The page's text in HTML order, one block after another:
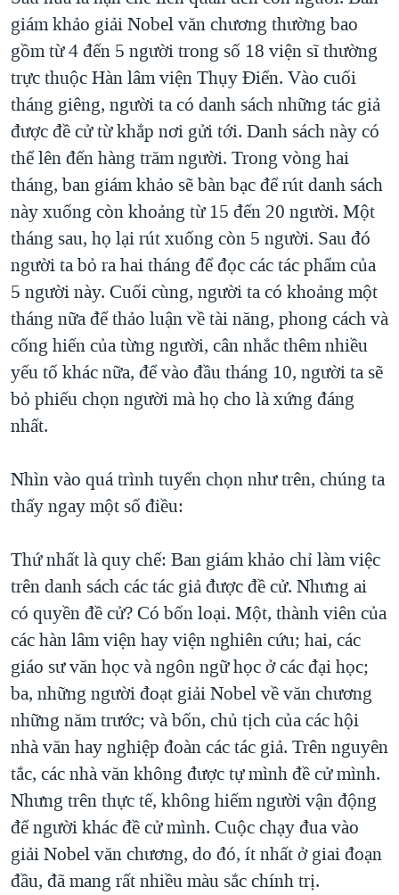
giám khảo giải Nobel văn chương thường bao
gồm từ 4 đến 5 người trong số 18 viện sĩ thường
trực thuộc Hàn lâm viện Thụy Điển. Vào cuối
tháng giêng, người ta có danh sách những tác giả
được đề cử từ khắp nơi gửi tới. Danh sách này có
thể lên đến hàng trăm người. Trong vòng hai
tháng, ban giám khảo sẽ bàn bạc để rút danh sách
này xuống còn khoảng từ 15 đến 20 người. Một
tháng sau, họ lại rút xuống còn 5 người. Sau đó
người ta bỏ ra hai tháng để đọc các tác phẩm của
5 người này. Cuối cùng, người ta có khoảng một
tháng nữa để thảo luận về tài năng, phong cách và
cống hiến của từng người, cân nhắc thêm nhiều
yếu tố khác nữa, để vào đầu tháng 10, người ta sẽ
bỏ phiếu chọn người mà họ cho là xứng đáng
nhất.
Nhìn vào quá trình tuyển chọn như trên, chúng ta
thấy ngay một số điều:
Thứ nhất là quy chế: Ban giám khảo chỉ làm việc
trên danh sách các tác giả được đề cử. Nhưng ai
có quyền đề cử? Có bốn loại. Một, thành viên của
các hàn lâm viện hay viện nghiên cứu; hai, các
giáo sư văn học và ngôn ngữ học ở các đại học;
ba, những người đoạt giải Nobel về văn chương
những năm trước; và bốn, chủ tịch của các hội
nhà văn hay nghiệp đoàn các tác giả. Trên nguyên
tắc, các nhà văn không được tự mình đề cử mình.
Nhưng trên thực tế, không hiếm người vận động
để người khác đề cử mình. Cuộc chạy đua vào
giải Nobel văn chương, do đó, ít nhất ở giai đoạn
đầu, đã mang rất nhiều màu sắc chính trị.